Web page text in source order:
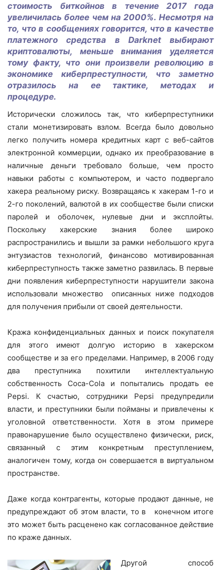
стоимость биткойнов в течение 2017 года
увеличилась более чем на 2000%. Несмотря на
то, что в сообщениях говорится, что в качестве
платежного средства в Darknet выбирают
криптовалюты, меньше внимания уделяется
тому факту, что они произвели революцию в
экономике киберпреступности, что заметно
отразилось на ее тактике, методах и
процедуре.
Исторически сложилось так, что киберпреступники
стали монетизировать взлом. Всегда было довольно
легко получить номера кредитных карт с веб-сайтов
электронной коммерции, однако их преобразование в
наличные деньги требовало больше, чем просто
навыки работы с компьютером, и часто подвергало
хакера реальному риску. Возвращаясь к хакерам 1-го и
2-го поколений, валютой в их сообществе были списки
паролей и оболочек, нулевые дни и эксплойты.
Поскольку хакерские знания более широко
распространились и вышли за рамки небольшого круга
энтузиастов технологий, финансово мотивированная
киберпреступность также заметно развилась. В первые
дни появления киберпреступности нарушители закона
использовали множество описанных ниже подходов
для получения прибыли от своей деятельности.
Кража конфиденциальных данных и поиск покупателя
для этого имеют долгую историю в хакерском
сообществе и за его пределами. Например, в 2006 году
два преступника похитили интеллектуальную
собственность Coca-Cola и попытались продать ее
Pepsi. К счастью, сотрудники Pepsi предупредили
власти, и преступники были пойманы и привлечены к
уголовной ответственности. Хотя в этом примере
правонарушение было осуществлено физически, риск,
связанный с этим конкретным преступлением,
аналогичен тому, когда он совершается в виртуальном
пространстве.
Даже когда контрагенты, которые продают данные, не
предупреждают об этом власти, то в конечном итоге
это может быть расценено как согласованное действие
по краже данных.
Другой способ